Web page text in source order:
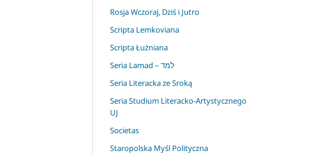
Rosja Wczoraj, Dziś i Jutro
Scripta Lemkoviana
Scripta Łużniana
Seria Lamad – למד
Seria Literacka ze Sroką
Seria Studium Literacko-Artystycznego
UJ
Societas
Staropolska Myśl Polityczna